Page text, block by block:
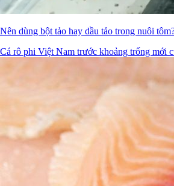
Nên dùng bột tảo hay dầu tảo trong nuôi
Cá rô phi Việt Nam trước khoảng trống mới